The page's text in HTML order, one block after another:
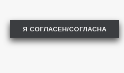
Я СОГЛАСЕН/СОГЛАСНА